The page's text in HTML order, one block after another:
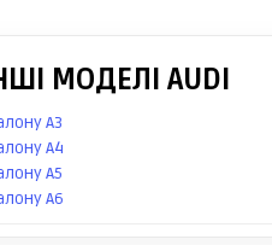
МОДЕЛІ AUDI
A3
A4
A5
A6